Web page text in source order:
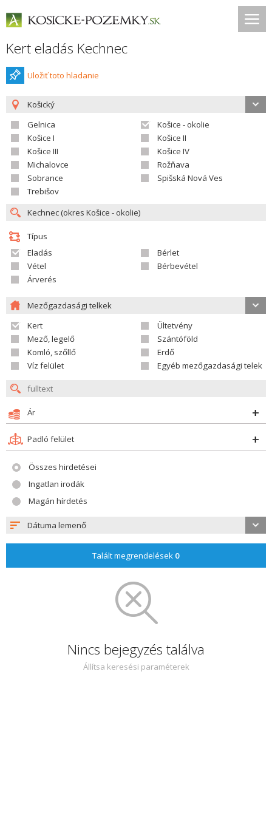
Kert eladás Kechnec
Uložiť toto hladanie
Košický
Gelnica
Košice - okolie
Košice I
Košice II
Košice III
Košice IV
Michalovce
Rožňava
Sobrance
Spišská Nová Ves
Trebišov
Típus
Eladás
Bérlet
Vétel
Bérbevétel
Árverés
Mezőgazdasági telkek
Kert
Ültetvény
Mező, legelő
Szántóföld
Komló, szőllő
Erdő
Víz felület
Egyéb mezőgazdasági telek
Ár
Padló felület
Összes hirdetései
Ingatlan irodák
Magán hírdetés
Dátuma lemenő
Talált megrendelések 0
Nincs bejegyzés találva
Állítsa keresési paraméterek